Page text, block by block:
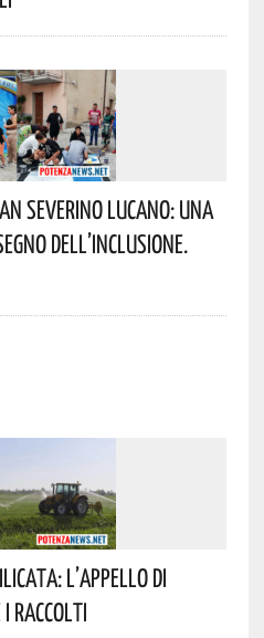
Severino Lucano: Una
Dell’inclusione.
L’appello Di
Raccolti